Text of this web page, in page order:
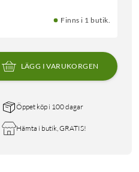
Finns i 1 butik.
LÄGG I VARUKORGEN
Öppet köp i 100 dagar
Hämta i butik, GRATIS!